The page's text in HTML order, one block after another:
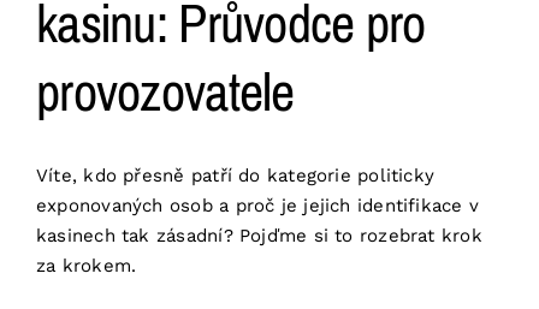
kasinu: Průvodce pro
provozovatele
Víte, kdo přesně patří do kategorie politicky
exponovaných osob a proč je jejich identifikace v
kasinech tak zásadní? Pojďme si to rozebrat krok
za krokem.